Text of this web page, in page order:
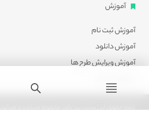
آموزش
آموزش ثبت نام
آموزش دانلود
آموزش ویرایش طرح ها
کلیه حقوق این سایت نزد پالت محفوظ میباشد و